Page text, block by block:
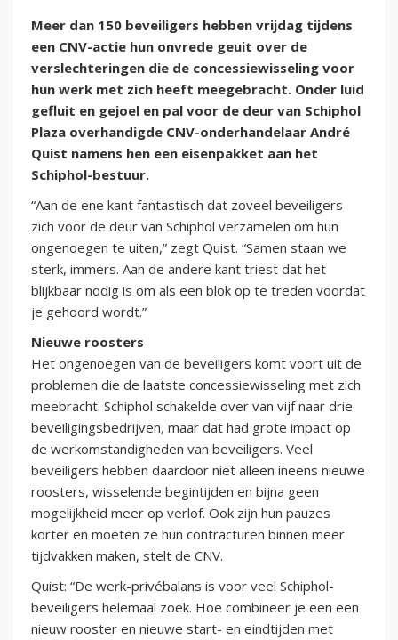
Meer dan 150 beveiligers hebben vrijdag tijdens
een CNV-actie hun onvrede geuit over de
verslechteringen die de concessiewisseling voor
hun werk met zich heeft meegebracht. Onder luid
gefluit en gejoel en pal voor de deur van Schiphol
Plaza overhandigde CNV-onderhandelaar André
Quist namens hen een eisenpakket aan het
Schiphol-bestuur.
“Aan de ene kant fantastisch dat zoveel beveiligers
zich voor de deur van Schiphol verzamelen om hun
ongenoegen te uiten,” zegt Quist. “Samen staan we
sterk, immers. Aan de andere kant triest dat het
blijkbaar nodig is om als een blok op te treden voordat
je gehoord wordt.”
Nieuwe roosters
Het ongenoegen van de beveiligers komt voort uit de
problemen die de laatste concessiewisseling met zich
meebracht. Schiphol schakelde over van vijf naar drie
beveiligingsbedrijven, maar dat had grote impact op
de werkomstandigheden van beveiligers. Veel
beveiligers hebben daardoor niet alleen ineens nieuwe
roosters, wisselende begintijden en bijna geen
mogelijkheid meer op verlof. Ook zijn hun pauzes
korter en moeten ze hun contracturen binnen meer
tijdvakken maken, stelt de CNV.
Quist: “De werk-privébalans is voor veel Schiphol-
beveiligers helemaal zoek. Hoe combineer je een een
nieuw rooster en nieuwe start- en eindtijden met